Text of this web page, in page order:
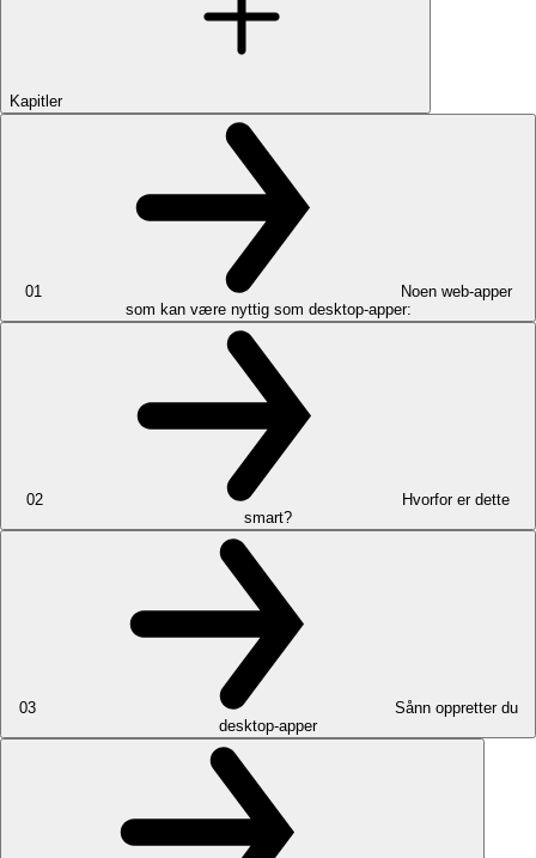
Kapitler
01
Noen web-apper
som kan være nyttig som desktop-apper:
02
Hvorfor er dette
smart?
03
Sånn oppretter du
desktop-apper